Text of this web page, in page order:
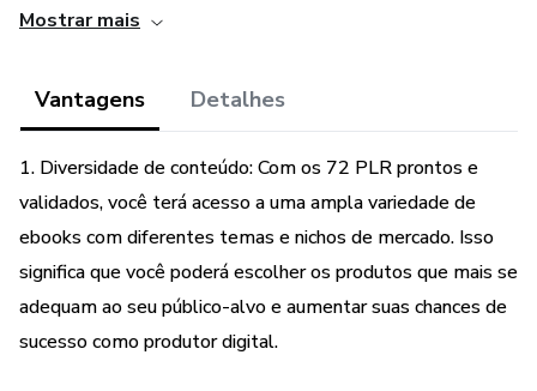
Mostrar mais
Vantagens Detalhes
1. Diversidade de conteúdo: Com os 72 PLR prontos e
validados, você terá acesso a uma ampla variedade de
ebooks com diferentes temas e nichos de mercado. Isso
significa que você poderá escolher os produtos que mais se
adequam ao seu público-alvo e aumentar suas chances de
sucesso como produtor digital.